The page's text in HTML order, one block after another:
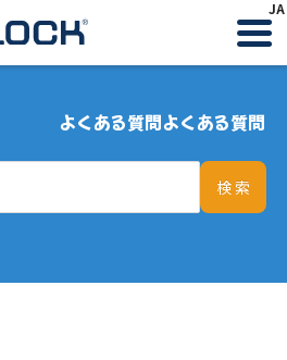
JA
よくある質問よくある質問
検 索